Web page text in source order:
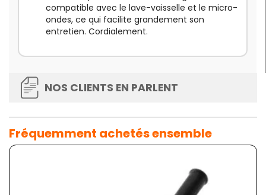
compatible avec le lave-vaisselle et le micro-
ondes, ce qui facilite grandement son
entretien. Cordialement.
NOS CLIENTS EN PARLENT
Fréquemment achetés ensemble